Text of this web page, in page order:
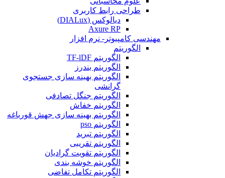
طراحی رابط کاربری
دیالوکس (DIALux)
Axure RP
مهندسی کامپیوتر- نرم افزار
الگوریتم
الگوریتم TF-lDF
الگوریتم بندرز
الگوریتم بهینه سازی جستجوی
گرانشی
الگوریتم جنگل تصادفی
الگوریتم خفاش
الگوریتم بهینه سازی جهش قورباغه
الگوریتم pso
الگوریتم تبرید
الگوریتم تقریبی
الگوریتم تقویت گرادیان
الگوریتم خوشه بندی
الگوریتم تکامل تفاضی